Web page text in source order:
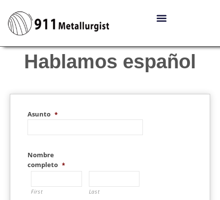
Hablamos español
Asunto *
Nombre
completo *
First Last